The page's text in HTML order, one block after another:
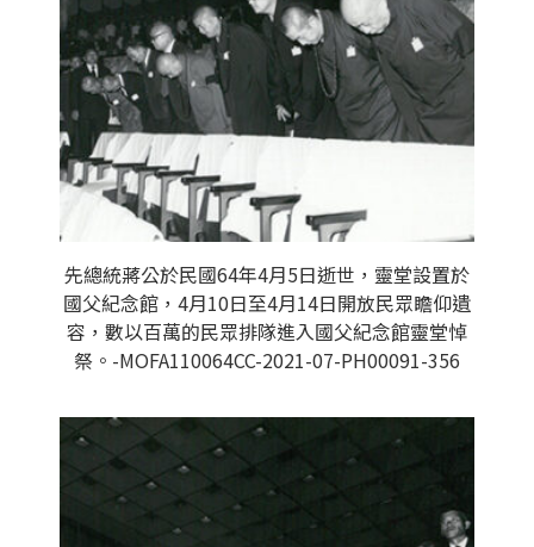
先總統蔣公於民國64年4月5日逝世，靈堂設置於
國父紀念館，4月10日至4月14日開放民眾瞻仰遺
容，數以百萬的民眾排隊進入國父紀念館靈堂悼
祭。-MOFA110064CC-2021-07-PH00091-356